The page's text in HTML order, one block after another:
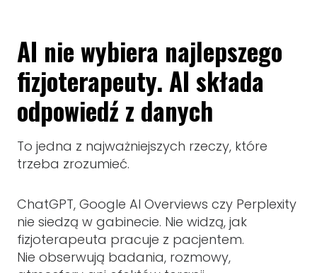
AI nie wybiera najlepszego
fizjoterapeuty. AI składa
odpowiedź z danych
To jedna z najważniejszych rzeczy, które
trzeba zrozumieć.
ChatGPT, Google AI Overviews czy Perplexity
nie siedzą w gabinecie. Nie widzą, jak
fizjoterapeuta pracuje z pacjentem.
Nie obserwują badania, rozmowy,